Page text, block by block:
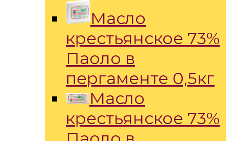
Масло
крестьянское 73%
Паоло в
пергаменте 0,5кг
Масло
крестьянское 73%